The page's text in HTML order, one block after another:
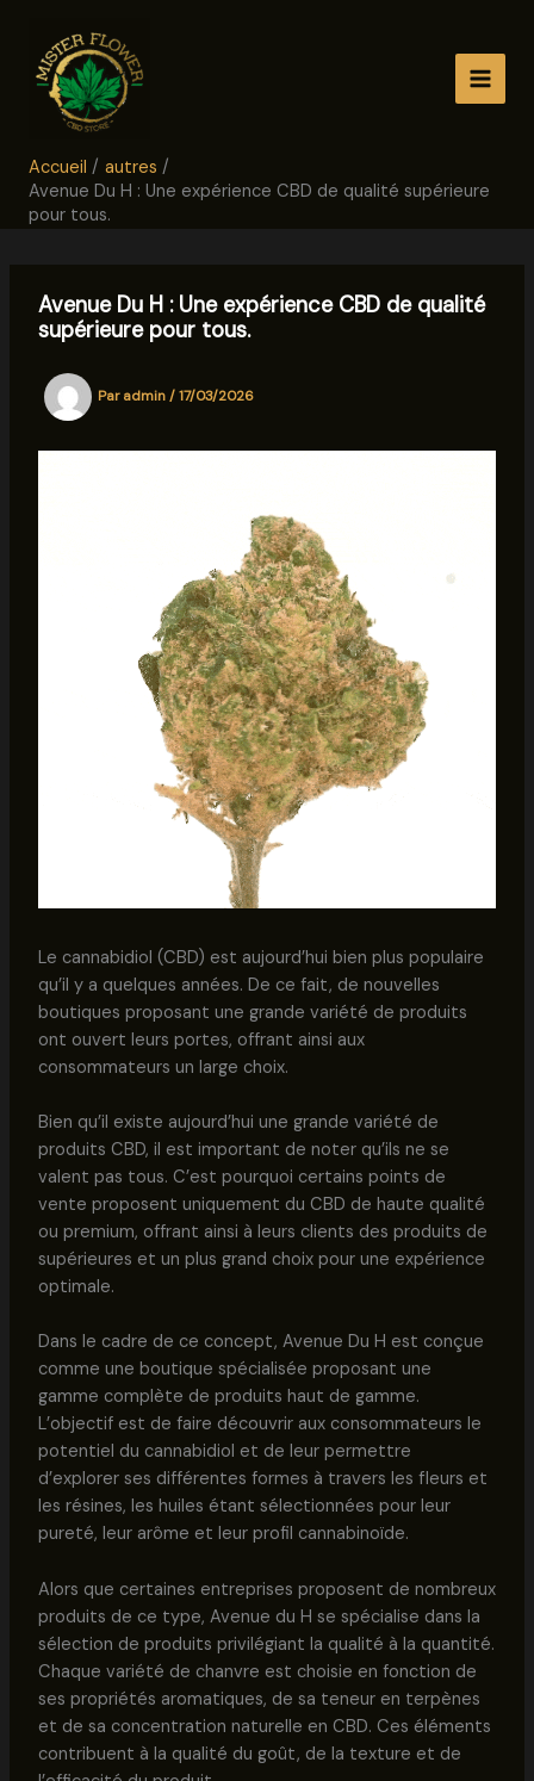
contenu
Accueil
autres
Avenue Du H : Une expérience CBD de qualité supérieure
pour tous.
Avenue Du H : Une expérience CBD de qualité
supérieure pour tous.
Paradmin/17/03/2026
Le cannabidiol (CBD) est aujourd’hui bien plus populaire
qu’il y a quelques années. De ce fait, de nouvelles
boutiques proposant une grande variété de produits
ont ouvert leurs portes, offrant ainsi aux
consommateurs un large choix.
Bien qu’il existe aujourd’hui une grande variété de
produits CBD, il est important de noter qu’ils ne se
valent pas tous. C’est pourquoi certains points de
vente proposent uniquement du CBD de haute qualité
ou premium, offrant ainsi à leurs clients des produits de
supérieures et un plus grand choix pour une expérience
optimale.
Dans le cadre de ce concept, Avenue Du H est conçue
comme une boutique spécialisée proposant une
gamme complète de produits haut de gamme.
L’objectif est de faire découvrir aux consommateurs le
potentiel du cannabidiol et de leur permettre
d’explorer ses différentes formes à travers les fleurs et
les résines, les huiles étant sélectionnées pour leur
pureté, leur arôme et leur profil cannabinoïde.
Alors que certaines entreprises proposent de nombreux
produits de ce type, Avenue du H se spécialise dans la
sélection de produits privilégiant la qualité à la quantité.
Chaque variété de chanvre est choisie en fonction de
ses propriétés aromatiques, de sa teneur en terpènes
et de sa concentration naturelle en CBD. Ces éléments
contribuent à la qualité du goût, de la texture et de